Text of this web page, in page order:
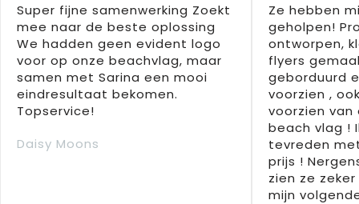
Super fijne samenwerking Zoekt
mee naar de beste oplossing
We hadden geen evident logo
voor op onze beachvlag, maar
samen met Sarina een mooi
eindresultaat bekomen.
Topservice!
Daisy Moons
Ze hebben
geholpen!
ontworpen,
flyers
geborduurd
voorzien ,
voorzien
beach vlag !
tevreden
prijs !
zien ze
mijn